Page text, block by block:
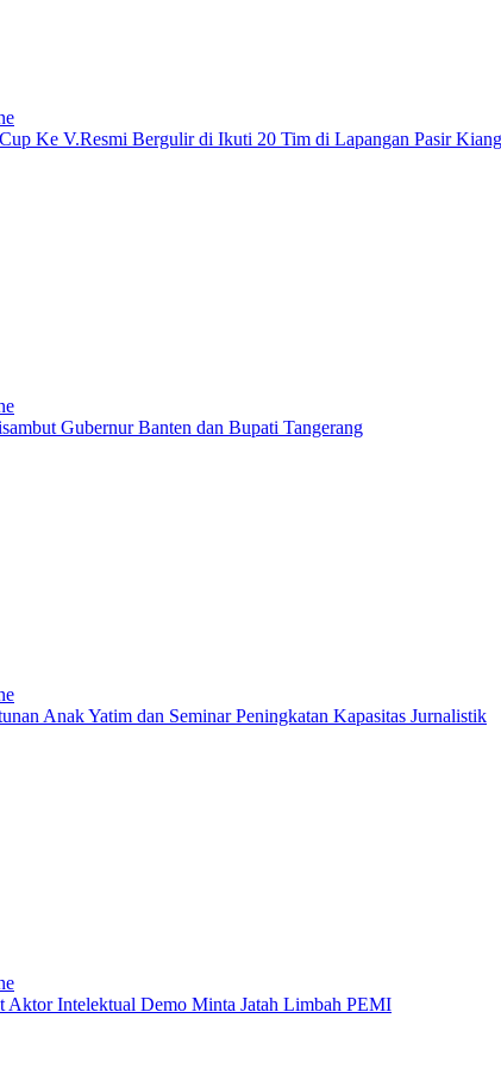
Ke V.Resmi Bergulir di Ikuti 20 Tim di Lapangan Pasir Kiang
Gubernur Banten dan Bupati Tangerang
Anak Yatim dan Seminar Peningkatan Kapasitas Jurnalistik
Intelektual Demo Minta Jatah Limbah PEMI